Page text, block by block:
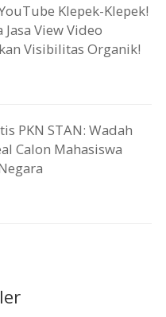
Klepek-Klepek!
Jasa View Video
Visibilitas Organik!
PKN STAN: Wadah
Calon Mahasiswa